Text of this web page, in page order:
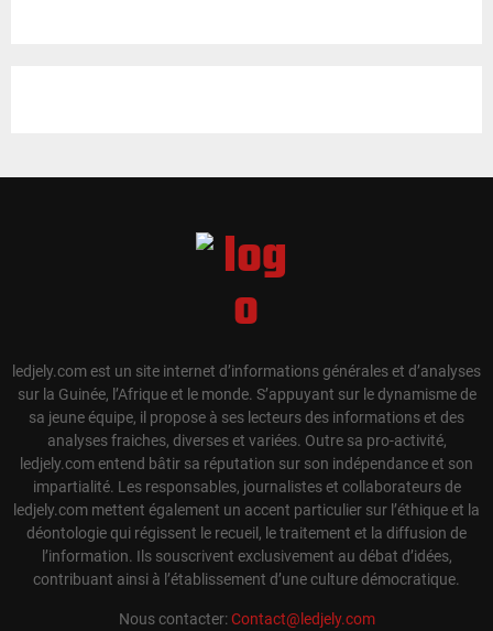
ledjely.com est un site internet d’informations générales et d’analyses
sur la Guinée, l’Afrique et le monde. S’appuyant sur le dynamisme de
sa jeune équipe, il propose à ses lecteurs des informations et des
analyses fraiches, diverses et variées. Outre sa pro-activité,
ledjely.com entend bâtir sa réputation sur son indépendance et son
impartialité. Les responsables, journalistes et collaborateurs de
ledjely.com mettent également un accent particulier sur l’éthique et la
déontologie qui régissent le recueil, le traitement et la diffusion de
l’information. Ils souscrivent exclusivement au débat d’idées,
contribuant ainsi à l’établissement d’une culture démocratique.
Nous contacter:Contact@ledjely.com